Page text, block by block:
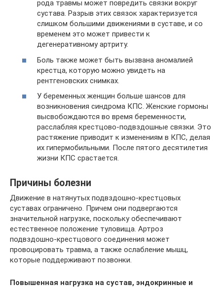
рода травмы может повредить связки вокруг
сустава. Разрыв этих связок характеризуется
слишком большими движениями в суставе, и со
временем это может привести к
дегенеративному артриту.
Боль также может быть вызвана аномалией
крестца, которую можно увидеть на
рентгеновских снимках.
У беременных женщин больше шансов для
возникновения синдрома КПС. Женские гормоны
высвобождаются во время беременности,
расслабляя крестцово-подвздошные связки. Это
растяжение приводит к изменениям в КПС, делая
их гипермобильными. После пятого десятилетия
жизни КПС срастается.
Причины болезни
Движение в натянутых подвздошно-крестцовых
суставах ограничено. Причем они подвергаются
значительной нагрузке, поскольку обеспечивают
естественное положение туловища. Артроз
подвздошно-крестцового соединения может
провоцировать травма, а также ослабление мышц,
которые поддерживают позвонки.
Повышенная нагрузка на сустав, эндокринные и